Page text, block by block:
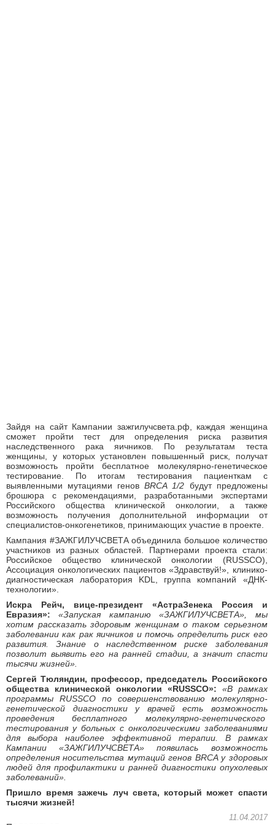
Зайдя на сайт Кампании зажгилучсвета.рф, каждая женщина
сможет пройти тест для определения риска развития
наследственного рака яичников. По результатам теста
женщины, у которых установлен повышенный риск, получат
возможность пройти бесплатное молекулярно-генетическое
тестирование. По итогам тестирования пациенткам с
выявленными мутациями геновBRCA1/2 будут предложены
брошюра с рекомендациями, разработанными экспертами
Российского общества клинической онкологии, а также
возможность получения дополнительной информации от
специалистов-онкогенетиков, принимающих участие в проекте.
Кампания #ЗАЖГИЛУЧСВЕТА объединила большое количество
участников из разных областей. Партнерами проекта стали:
Российское общество клинической онкологии (RUSSCO),
Ассоциация онкологических пациентов «Здравствуй!», клинико-
диагностическая лаборатория KDL, группа компаний «ДНК-
технологии».
Искра Рейч, вице-президент «АстраЗенека Россия и
Евразия»: «Запуская кампанию «ЗАЖГИЛУЧСВЕТА», мы
хотим рассказать здоровым женщинам о таком серьезном
заболевании как рак яичников и помочь определить риск его
развития. Знание о наследственном риске заболевания
позволит выявить его на ранней стадии, а значит спасти
тысячи жизней».
Сергей Тюляндин, профессор, председатель Российского
общества клинической онкологии «RUSSCO»: «В рамках
программы RUSSCOпо совершенствованию молекулярно-
генетической диагностики у врачей есть возможность
проведения бесплатного молекулярно-генетического
тестирования у больных с онкологическими заболеваниями
для выбора наиболее эффективной терапии. В рамках
Кампании «ЗАЖГИЛУЧСВЕТА» появилась возможность
определения носительства мутаций генов BRCAу здоровых
людей для профилактики и ранней диагностики опухолевых
заболеваний».
Пришло время зажечь луч света, который может спасти
тысячи жизней!
11.04.2017